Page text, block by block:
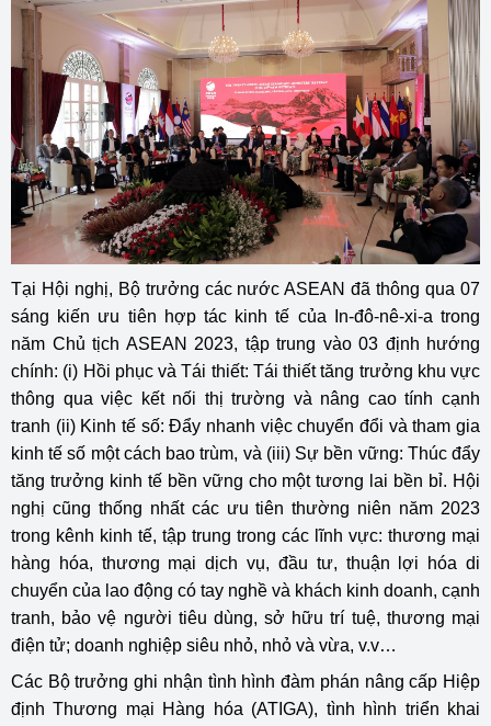
Tại Hội nghị, Bộ trưởng các nước ASEAN đã thông qua 07
sáng kiến ưu tiên hợp tác kinh tế của In-đô-nê-xi-a trong
năm Chủ tịch ASEAN 2023, tập trung vào 03 định hướng
chính: (i) Hồi phục và Tái thiết: Tái thiết tăng trưởng khu vực
thông qua việc kết nối thị trường và nâng cao tính cạnh
tranh (ii) Kinh tế số: Đẩy nhanh việc chuyển đổi và tham gia
kinh tế số một cách bao trùm, và (iii) Sự bền vững: Thúc đẩy
tăng trưởng kinh tế bền vững cho một tương lai bền bỉ. Hội
nghị cũng thống nhất các ưu tiên thường niên năm 2023
trong kênh kinh tế, tập trung trong các lĩnh vực: thương mại
hàng hóa, thương mại dịch vụ, đầu tư, thuận lợi hóa di
chuyển của lao động có tay nghề và khách kinh doanh, cạnh
tranh, bảo vệ người tiêu dùng, sở hữu trí tuệ, thương mại
điện tử; doanh nghiệp siêu nhỏ, nhỏ và vừa, v.v…
Các Bộ trưởng ghi nhận tình hình đàm phán nâng cấp Hiệp
định Thương mại Hàng hóa (ATIGA), tình hình triển khai